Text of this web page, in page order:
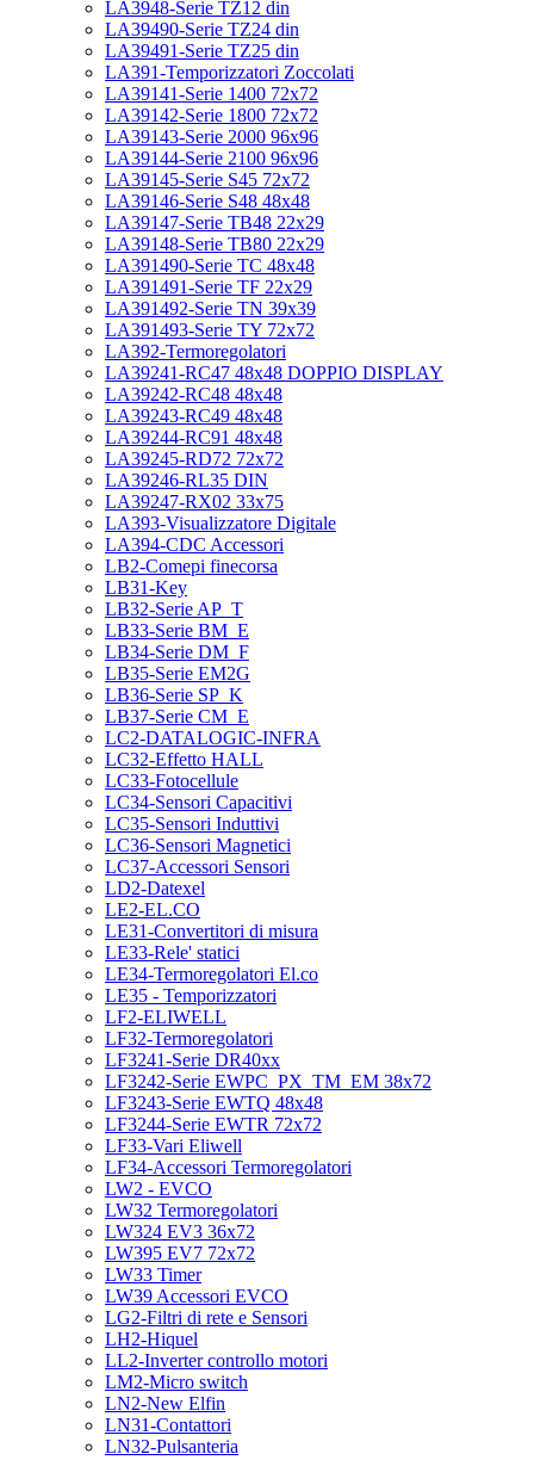
LA3948-Serie TZ12 din
LA39490-Serie TZ24 din
LA39491-Serie TZ25 din
LA391-Temporizzatori Zoccolati
LA39141-Serie 1400 72x72
LA39142-Serie 1800 72x72
LA39143-Serie 2000 96x96
LA39144-Serie 2100 96x96
LA39145-Serie S45 72x72
LA39146-Serie S48 48x48
LA39147-Serie TB48 22x29
LA39148-Serie TB80 22x29
LA391490-Serie TC 48x48
LA391491-Serie TF 22x29
LA391492-Serie TN 39x39
LA391493-Serie TY 72x72
LA392-Termoregolatori
LA39241-RC47 48x48 DOPPIO DISPLAY
LA39242-RC48 48x48
LA39243-RC49 48x48
LA39244-RC91 48x48
LA39245-RD72 72x72
LA39246-RL35 DIN
LA39247-RX02 33x75
LA393-Visualizzatore Digitale
LA394-CDC Accessori
LB2-Comepi finecorsa
LB31-Key
LB32-Serie AP_T
LB33-Serie BM_E
LB34-Serie DM_F
LB35-Serie EM2G
LB36-Serie SP_K
LB37-Serie CM_E
LC2-DATALOGIC-INFRA
LC32-Effetto HALL
LC33-Fotocellule
LC34-Sensori Capacitivi
LC35-Sensori Induttivi
LC36-Sensori Magnetici
LC37-Accessori Sensori
LD2-Datexel
LE2-EL.CO
LE31-Convertitori di misura
LE33-Rele' statici
LE34-Termoregolatori El.co
LE35 - Temporizzatori
LF2-ELIWELL
LF32-Termoregolatori
LF3241-Serie DR40xx
LF3242-Serie EWPC_PX_TM_EM 38x72
LF3243-Serie EWTQ 48x48
LF3244-Serie EWTR 72x72
LF33-Vari Eliwell
LF34-Accessori Termoregolatori
LW2 - EVCO
LW32 Termoregolatori
LW324 EV3 36x72
LW395 EV7 72x72
LW33 Timer
LW39 Accessori EVCO
LG2-Filtri di rete e Sensori
LH2-Hiquel
LL2-Inverter controllo motori
LM2-Micro switch
LN2-New Elfin
LN31-Contattori
LN32-Pulsanteria